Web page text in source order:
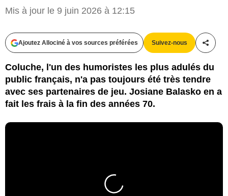
Mis à jour le 9 juin 2026 à 12:15
Ajoutez Allociné à vos sources préférées Suivez-nous
Coluche, l'un des humoristes les plus adulés du
public français, n'a pas toujours été très tendre
avec ses partenaires de jeu. Josiane Balasko en a
fait les frais à la fin des années 70.